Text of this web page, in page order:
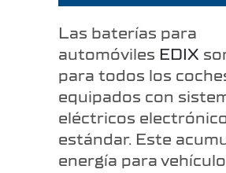
Las baterías para
automóviles EDIX
para todos los
equipados con
eléctricos
estándar. Este
energía para